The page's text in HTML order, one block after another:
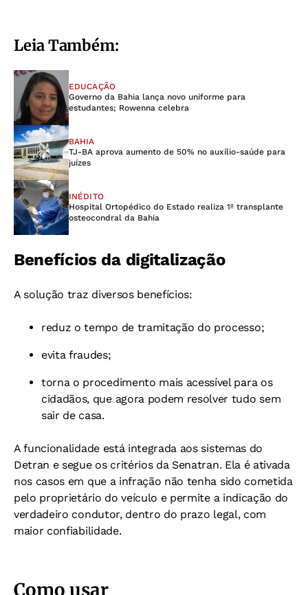
Leia Também:
EDUCAÇÃO
Governo da Bahia lança novo uniforme para
estudantes; Rowenna celebra
BAHIA
TJ-BA aprova aumento de 50% no auxílio-saúde para
juízes
INÉDITO
Hospital Ortopédico do Estado realiza 1º transplante
osteocondral da Bahia
Benefícios da digitalização
A solução traz diversos benefícios:
reduz o tempo de tramitação do processo;
evita fraudes;
torna o procedimento mais acessível para os
cidadãos, que agora podem resolver tudo sem
sair de casa.
A funcionalidade está integrada aos sistemas do
Detran e segue os critérios da Senatran. Ela é ativada
nos casos em que a infração não tenha sido cometida
pelo proprietário do veículo e permite a indicação do
verdadeiro condutor, dentro do prazo legal, com
maior confiabilidade.
Como usar